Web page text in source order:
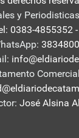
y
0383-4855352
José Alsina